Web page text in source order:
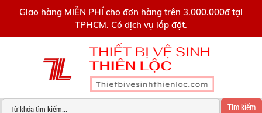
Giao hàng MIỄN PHÍ cho đơn hàng trên 3.000.000đ tại
TPHCM. Có dịch vụ lắp đặt.
Tìm kiếm
0909445903